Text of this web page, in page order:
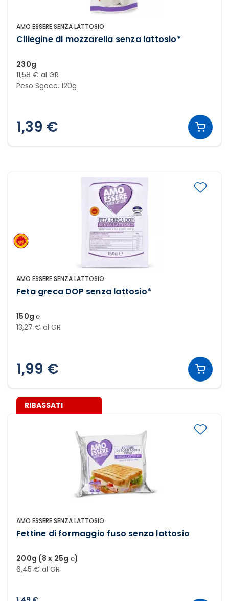
AMO ESSERE SENZA LATTOSIO
Ciliegine di mozzarella senza lattosio*
230g
11,58 € al GR
Peso Sgocc. 120g
1,39 €
AMO ESSERE SENZA LATTOSIO
Feta greca DOP senza lattosio*
150g ℮
13,27 € al GR
1,99 €
AMO ESSERE SENZA LATTOSIO
Fettine di formaggio fuso senza lattosio
200g (8 x 25g ℮)
6,45 € al GR
RIBASSATI